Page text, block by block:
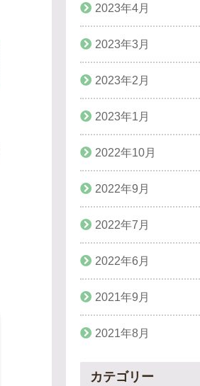
2023年4月
2023年3月
2023年2月
2023年1月
2022年10月
2022年9月
2022年7月
2022年6月
2021年9月
2021年8月
カテゴリー